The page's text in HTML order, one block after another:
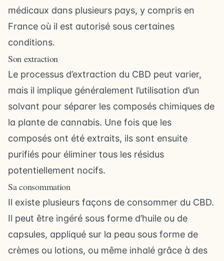
médicaux dans plusieurs pays, y compris en
France où il est autorisé sous certaines
conditions.
Son extraction
Le processus d’extraction du CBD peut varier,
mais il implique généralement l’utilisation d’un
solvant pour séparer les composés chimiques de
la plante de cannabis. Une fois que les
composés ont été extraits, ils sont ensuite
purifiés pour éliminer tous les résidus
potentiellement nocifs.
Sa consommation
Il existe plusieurs façons de consommer du CBD.
Il peut être ingéré sous forme d’huile ou de
capsules, appliqué sur la peau sous forme de
crèmes ou lotions, ou même inhalé grâce à des